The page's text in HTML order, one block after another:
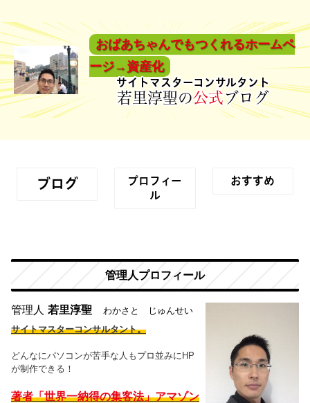
おばあちゃんでもつくれるホームペ
ージ→資産化
サイトマスターコンサルタント
若里淳聖の公式ブログ
ブログ
プロフィー
ル
おすすめ
管理人プロフィール
管理人若里淳聖
わかさと じゅんせい
サイトマスターコンサルタント。
どんなにパソコンが苦手な人もプロ並みにHP
が制作できる！
著者「世界一納得の集客法」アマゾン